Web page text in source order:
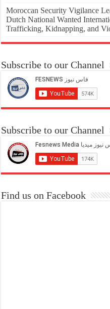
Moroccan Security Vigilance
Dutch National Wanted
Trafficking, Kidnapping, and
Subscribe to our Channel
Subscribe to our Channel
Find us on Facebook